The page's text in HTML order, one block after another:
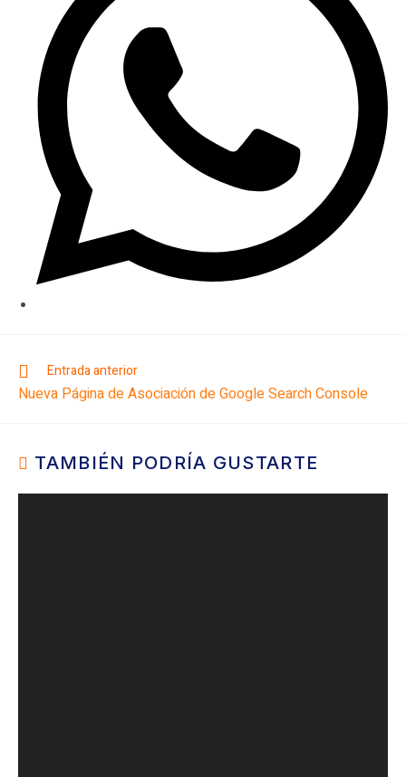
Entrada anterior
Nueva Página de Asociación de Google Search Console
TAMBIÉN PODRÍA GUSTARTE